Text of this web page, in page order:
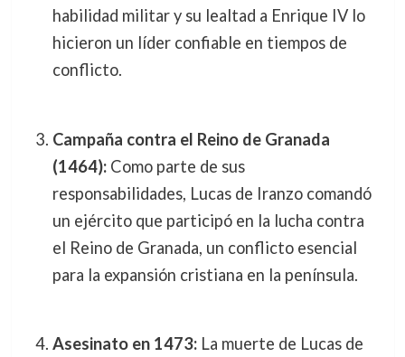
habilidad militar y su lealtad a Enrique IV lo
hicieron un líder confiable en tiempos de
conflicto.
Campaña contra el Reino de Granada
(1464):Como parte de sus
responsabilidades, Lucas de Iranzo comandó
un ejército que participó en la lucha contra
el Reino de Granada, un conflicto esencial
para la expansión cristiana en la península.
Asesinato en 1473:La muerte de Lucas de